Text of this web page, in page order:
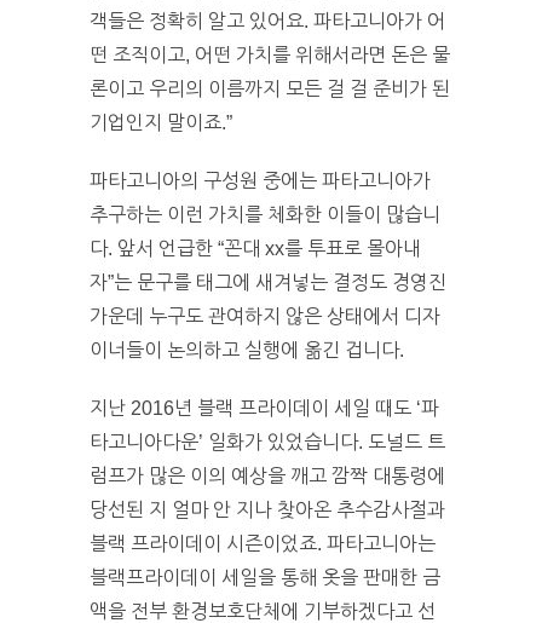
객들은 정확히 알고 있어요. 파타고니아가 어
떤 조직이고, 어떤 가치를 위해서라면 돈은 물
론이고 우리의 이름까지 모든 걸 걸 준비가 된
기업인지 말이죠.”
파타고니아의 구성원 중에는 파타고니아가
추구하는 이런 가치를 체화한 이들이 많습니
다. 앞서 언급한 “꼰대 xx를 투표로 몰아내
자”는 문구를 태그에 새겨넣는 결정도 경영진
가운데 누구도 관여하지 않은 상태에서 디자
이너들이 논의하고 실행에 옮긴 겁니다.
지난 2016년 블랙 프라이데이 세일 때도 ‘파
타고니아다운’ 일화가 있었습니다. 도널드 트
럼프가 많은 이의 예상을 깨고 깜짝 대통령에
당선된 지 얼마 안 지나 찾아온 추수감사절과
블랙 프라이데이 시즌이었죠. 파타고니아는
블랙프라이데이 세일을 통해 옷을 판매한 금
액을 전부 환경보호단체에 기부하겠다고 선